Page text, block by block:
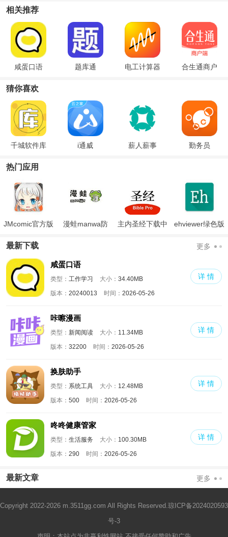
相关推荐
咸蛋口语 题库通 电工计算器 合生通商户
猜你喜欢
千城软件库 i通威 薪人薪事 勤务员
热门应用
JMcomic官方版
漫蛙manwa防
主内圣经下载中
ehviewer绿色版
最新下载 更多
咸蛋口语
类型： 工作学习 大小： 34.40MB
版本： 20240013 时间： 2026-05-26
详 情
咔嚓漫画
类型： 新闻阅读 大小： 11.34MB
版本： 32200 时间： 2026-05-26
详 情
换肤助手
类型： 系统工具 大小： 12.48MB
版本： 500 时间： 2026-05-26
详 情
咚咚健康管家
类型： 生活服务 大小： 100.30MB
版本： 290 时间： 2026-05-26
详 情
最新文章 更多
Copyright 2022-2026 m.3511gg.com All Rights Reserved. 琼ICP备2024020593
号-3